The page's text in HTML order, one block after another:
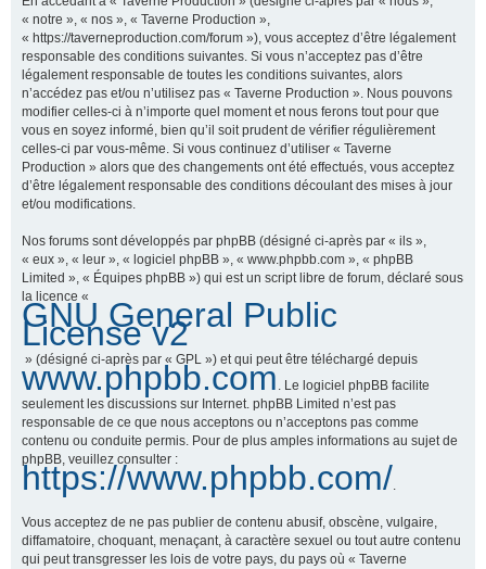
« notre », « nos », « Taverne Production »,
« https://taverneproduction.com/forum »), vous acceptez d’être légalement
responsable des conditions suivantes. Si vous n’acceptez pas d’être
légalement responsable de toutes les conditions suivantes, alors
n’accédez pas et/ou n’utilisez pas « Taverne Production ». Nous pouvons
modifier celles-ci à n’importe quel moment et nous ferons tout pour que
vous en soyez informé, bien qu’il soit prudent de vérifier régulièrement
celles-ci par vous-même. Si vous continuez d’utiliser « Taverne
Production » alors que des changements ont été effectués, vous acceptez
d’être légalement responsable des conditions découlant des mises à jour
et/ou modifications.
Nos forums sont développés par phpBB (désigné ci-après par « ils »,
« eux », « leur », « logiciel phpBB », « www.phpbb.com », « phpBB
Limited », « Équipes phpBB ») qui est un script libre de forum, déclaré sous
la licence «
GNU General Public
License v2
» (désigné ci-après par « GPL ») et qui peut être téléchargé depuis
www.phpbb.com . Le logiciel phpBB facilite
seulement les discussions sur Internet. phpBB Limited n’est pas
responsable de ce que nous acceptons ou n’acceptons pas comme
contenu ou conduite permis. Pour de plus amples informations au sujet de
phpBB, veuillez consulter :
https://www.phpbb.com/.
Vous acceptez de ne pas publier de contenu abusif, obscène, vulgaire,
diffamatoire, choquant, menaçant, à caractère sexuel ou tout autre contenu
qui peut transgresser les lois de votre pays, du pays où « Taverne